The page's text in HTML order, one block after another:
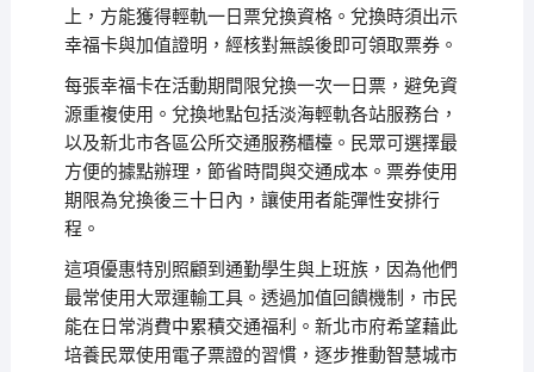
上，方能獲得輕軌一日票兌換資格。兌換時須出示
幸福卡與加值證明，經核對無誤後即可領取票券。
每張幸福卡在活動期間限兌換一次一日票，避免資
源重複使用。兌換地點包括淡海輕軌各站服務台，
以及新北市各區公所交通服務櫃檯。民眾可選擇最
方便的據點辦理，節省時間與交通成本。票券使用
期限為兌換後三十日內，讓使用者能彈性安排行
程。
這項優惠特別照顧到通勤學生與上班族，因為他們
最常使用大眾運輸工具。透過加值回饋機制，市民
能在日常消費中累積交通福利。新北市府希望藉此
培養民眾使用電子票證的習慣，逐步推動智慧城市